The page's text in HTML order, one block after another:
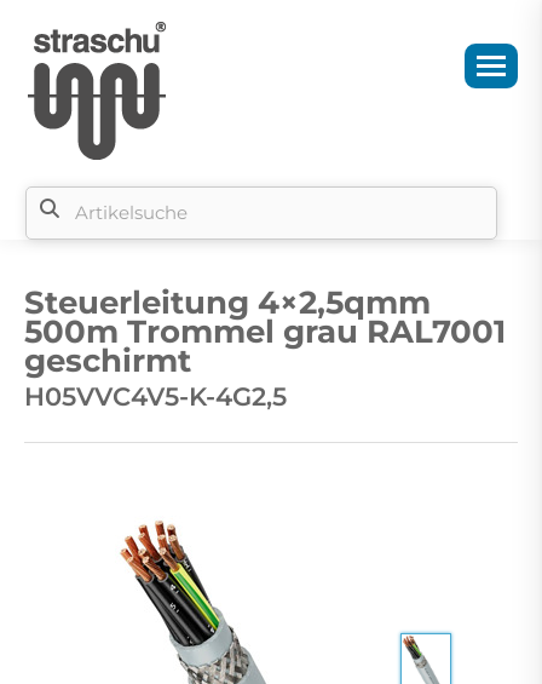
Steuerleitung 4×2,5qmm
500m Trommel grau RAL7001
geschirmt
H05VVC4V5-K-4G2,5